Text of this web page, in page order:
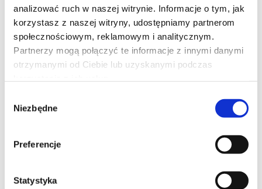
analizować ruch w naszej witrynie. Informacje o tym, jak
korzystasz z naszej witryny, udostępniamy partnerom
społecznościowym, reklamowym i analitycznym.
Partnerzy mogą połączyć te informacje z innymi danymi
otrzymanymi od Ciebie lub uzyskanymi podczas
zgody
Niezbędne
Preferencje
Statystyka
Tom i Jerry: Przygoda w muzeum
Podczas pościgu w nowojorskim Metropolitan Museum Tom i
Jerry przypadkowo uruchamiają mityczny Astralny Kompas,
TOM I JERRY PRZYGODA W MUZEM animowana komedia dla